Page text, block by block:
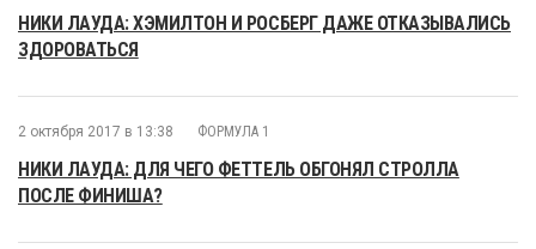
НИКИ ЛАУДА: ХЭМИЛТОН И РОСБЕРГ ДАЖЕ ОТКАЗЫВАЛИСЬ
ЗДОРОВАТЬСЯ
2 октября 2017 в 13:38 ФОРМУЛА 1
НИКИ ЛАУДА: ДЛЯ ЧЕГО ФЕТТЕЛЬ ОБГОНЯЛ СТРОЛЛА
ПОСЛЕ ФИНИША?